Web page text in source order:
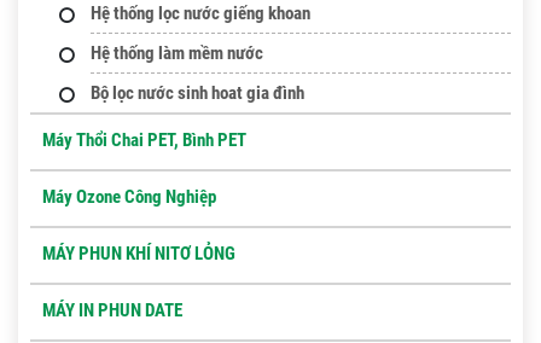
Hệ thống lọc nước giếng khoan
Hệ thống làm mềm nước
Bộ lọc nước sinh hoat gia đình
Máy Thổi Chai PET, Bình PET
Máy Ozone Công Nghiệp
MÁY PHUN KHÍ NITƠ LỎNG
MÁY IN PHUN DATE